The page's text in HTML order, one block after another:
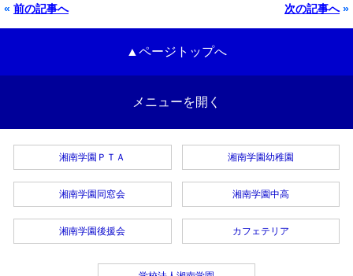
« 前の記事へ 次の記事へ»
▲ページトップへ
メニューを開く
湘南学園ＰＴＡ
湘南学園同窓会
湘南学園後援会
湘南学園幼稚園
湘南学園中高
カフェテリア